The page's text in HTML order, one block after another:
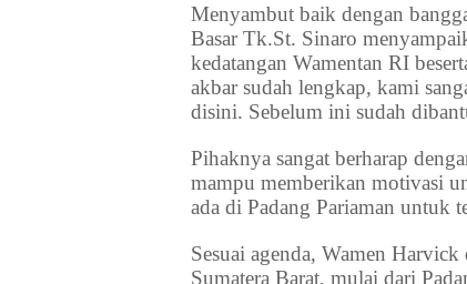
Menyambut baik dengan
Basar Tk.St. Sinaro
kedatangan Wamentan RI
akbar sudah lengkap, kami
disini. Sebelum ini sudah
Pihaknya sangat berharap
mampu memberikan motivasi
ada di Padang Pariaman untuk
Sesuai agenda, Wamen
Sumatera Barat, mulai dari